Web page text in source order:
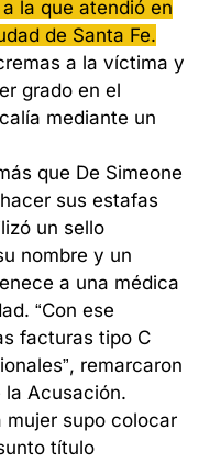
la que atendió en
de Santa Fe.
a la víctima y
grado en el
mediante un
que De Simeone
sus estafas
un sello
nombre y un
a una médica
“Con ese
facturas tipo C
remarcaron
la Acusación.
mujer supo colocar
título